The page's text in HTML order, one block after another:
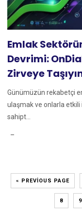
Emlak
Devrimi:
Zirveye
Günümüzün rekabetçi
ulaşmak ve onlarla etkili
sahipt...
« PREVIOUS PAGE
8 9